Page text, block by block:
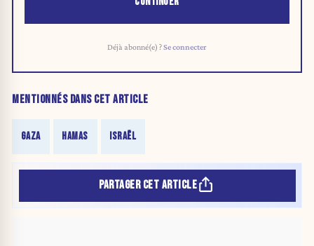
Déjà abonné(e) ?Se connecter
MENTIONNÉS DANS CET ARTICLE
GAZA HAMAS ISRAËL
PARTAGER CET ARTICLE